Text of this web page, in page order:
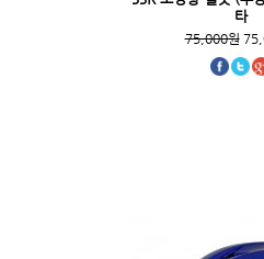
타
75,000원